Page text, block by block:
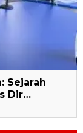
Sejarah
Dir…